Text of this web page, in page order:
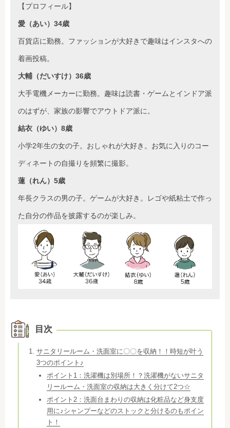
【プロフィール】
愛（あい）34歳
百貨店に勤務。ファッションが大好きで趣味はインスタへの
着画投稿。
大輔（だいすけ）36歳
大手電機メーカーに勤務。趣味は読書・ゲームとインドア派
のはずが、家族の影響でアウトドア派に。
結衣（ゆい）8歳
小学2年生の女の子。おしゃれが大好き。お気に入りのコー
ディネートの自撮りを頻繁に撮影。
蓮（れん）5歳
年長クラスの男の子。ゲームが大好き。レゴや紙粘土で作っ
た自分の作品を披露するのが楽しみ。
目次
サニタリールーム・洗面室に〇〇を収納！！時短が叶う
3つのポイント♪
ポイント1：洗濯機は別場所！？洗濯機がないサニタ
リールーム・洗面室の収納は大きく分けて2つ☆
ポイント2：洗面台まわりの収納は化粧品など身支度
用に♪シャンプーなどのストックと分けるのもポイン
ト！